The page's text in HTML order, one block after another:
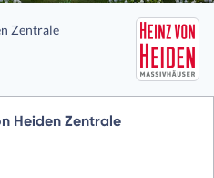
Zentrale
Heiden Zentrale